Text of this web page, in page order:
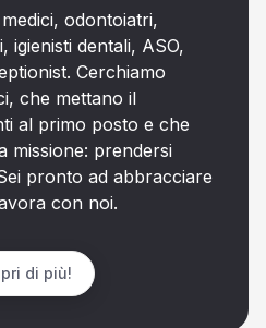
odontoiatri,
igienisti dentali, ASO,
Cerchiamo
che mettano il
al primo posto e che
missione: prendersi
pronto ad abbracciare
con noi.
di più!